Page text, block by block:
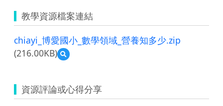
教學資源檔案連結
chiayi_博愛國小_數學領域_營養知多少.zip
(216.00KB)
預
覽
愛
國
資源評論或心得分享